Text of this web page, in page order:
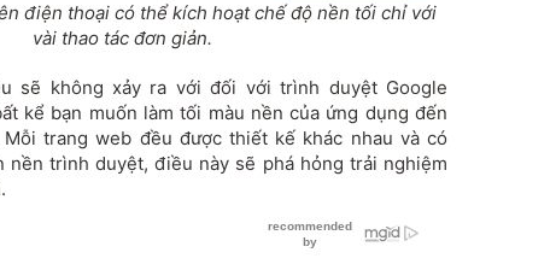
điện thoại có thể kích hoạt chế độ nền tối chỉ với
vài thao tác đơn giản.
sẽ không xảy ra với đối với trình duyệt Google
kể bạn muốn làm tối màu nền của ứng dụng đến
trang web đều được thiết kế khác nhau và có
nền trình duyệt, điều này sẽ phá hỏng trải nghiệm